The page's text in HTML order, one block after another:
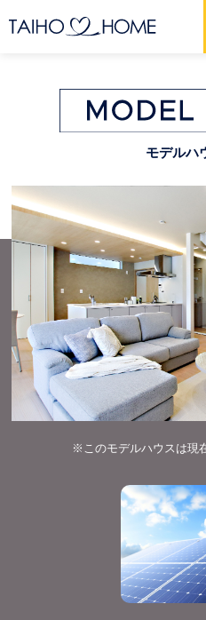
モデルハ
※このモデルハウスは現